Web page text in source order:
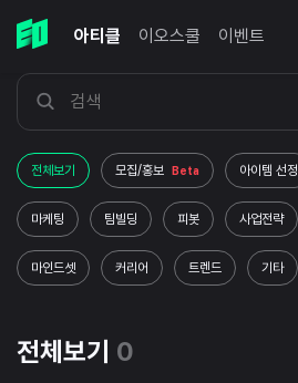
아티클 이오스쿨 이벤트
전체보기 모집/홍보 Beta 아이템 선정
마케팅 팀빌딩 피봇 사업전략
마인드셋 커리어 트렌드 기타
전체보기 0